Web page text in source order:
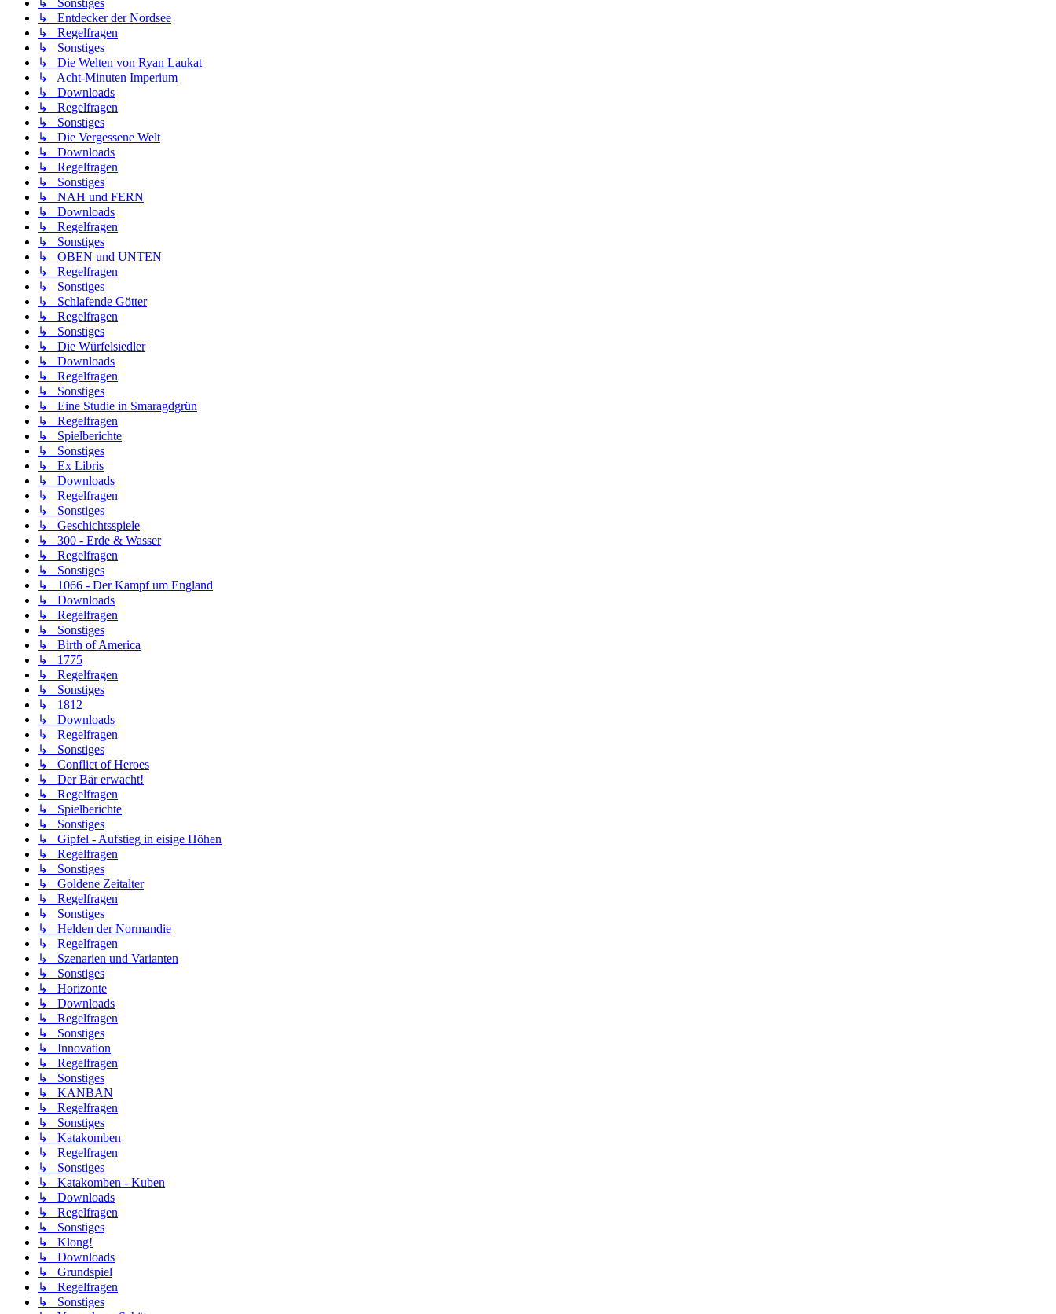
↳ Sonstiges
↳ Entdecker der Nordsee
↳ Regelfragen
↳ Sonstiges
↳ Die Welten von Ryan Laukat
↳ Acht-Minuten Imperium
↳ Downloads
↳ Regelfragen
↳ Sonstiges
↳ Die Vergessene Welt
↳ Downloads
↳ Regelfragen
↳ Sonstiges
↳ NAH und FERN
↳ Downloads
↳ Regelfragen
↳ Sonstiges
↳ OBEN und UNTEN
↳ Regelfragen
↳ Sonstiges
↳ Schlafende Götter
↳ Regelfragen
↳ Sonstiges
↳ Die Würfelsiedler
↳ Downloads
↳ Regelfragen
↳ Sonstiges
↳ Eine Studie in Smaragdgrün
↳ Regelfragen
↳ Spielberichte
↳ Sonstiges
↳ Ex Libris
↳ Downloads
↳ Regelfragen
↳ Sonstiges
↳ Geschichtsspiele
↳ 300 - Erde & Wasser
↳ Regelfragen
↳ Sonstiges
↳ 1066 - Der Kampf um England
↳ Downloads
↳ Regelfragen
↳ Sonstiges
↳ Birth of America
↳ 1775
↳ Regelfragen
↳ Sonstiges
↳ 1812
↳ Downloads
↳ Regelfragen
↳ Sonstiges
↳ Conflict of Heroes
↳ Der Bär erwacht!
↳ Regelfragen
↳ Spielberichte
↳ Sonstiges
↳ Gipfel - Aufstieg in eisige Höhen
↳ Regelfragen
↳ Sonstiges
↳ Goldene Zeitalter
↳ Regelfragen
↳ Sonstiges
↳ Helden der Normandie
↳ Regelfragen
↳ Szenarien und Varianten
↳ Sonstiges
↳ Horizonte
↳ Downloads
↳ Regelfragen
↳ Sonstiges
↳ Innovation
↳ Regelfragen
↳ Sonstiges
↳ KANBAN
↳ Regelfragen
↳ Sonstiges
↳ Katakomben
↳ Regelfragen
↳ Sonstiges
↳ Katakomben - Kuben
↳ Downloads
↳ Regelfragen
↳ Sonstiges
↳ Klong!
↳ Downloads
↳ Grundspiel
↳ Regelfragen
↳ Sonstiges